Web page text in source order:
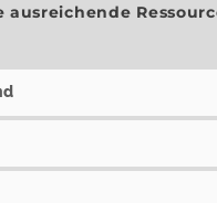
ausreichende